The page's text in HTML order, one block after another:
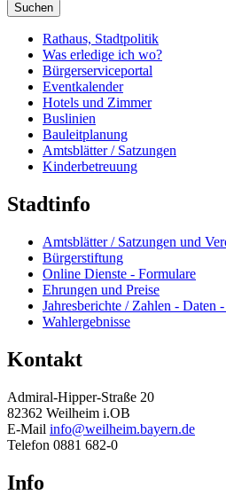
Suchen
Rathaus, Stadtpolitik
Was erledige ich wo?
Bürgerserviceportal
Eventkalender
Hotels und Zimmer
Buslinien
Bauleitplanung
Amtsblätter / Satzungen
Kinderbetreuung
Stadtinfo
Amtsblätter / Satzungen und
Bürgerstiftung
Online Dienste - Formulare
Ehrungen und Preise
Jahresberichte / Zahlen - Daten
Wahlergebnisse
Kontakt
Admiral-Hipper-Straße 20
82362 Weilheim i.OB
E-Mail info@weilheim.bayern.de
Telefon 0881 682-0
Info